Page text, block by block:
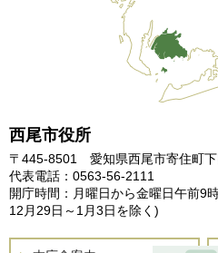
西尾市役所
〒445-8501 愛知県西尾市寄住町
代表電話：0563-56-2111
開庁時間：月曜日から金曜日午前9
12月29日～1月3日を除く)